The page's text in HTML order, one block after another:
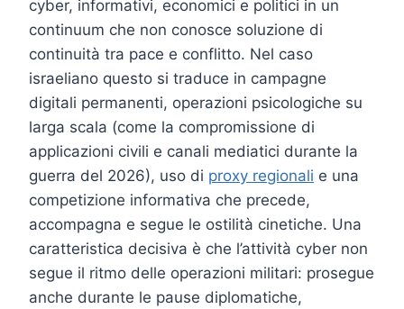
cyber, informativi, economici e politici in un
continuum che non conosce soluzione di
continuità tra pace e conflitto. Nel caso
israeliano questo si traduce in campagne
digitali permanenti, operazioni psicologiche su
larga scala (come la compromissione di
applicazioni civili e canali mediatici durante la
guerra del 2026), uso di proxy regionali e una
competizione informativa che precede,
accompagna e segue le ostilità cinetiche. Una
caratteristica decisiva è che l’attività cyber non
segue il ritmo delle operazioni militari: prosegue
anche durante le pause diplomatiche,